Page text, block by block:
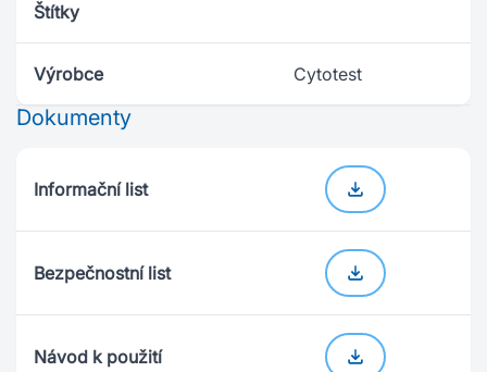
Štítky
Výrobce Cytotest
Dokumenty
Informační list
Bezpečnostní list
Návod k použití